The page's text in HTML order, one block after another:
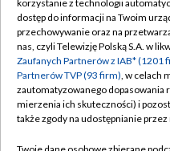
korzystanie z technologii
dostęp do informacji na Twoim
przechowywanie oraz na
nas, czyli Telewizję Polską S.A. w
Zaufanych Partnerów z IAB* (1201
Partnerów TVP (93 firm), w celach
zautomatyzowanego dopasowania
mierzenia ich skuteczności) i
także zgody na udostępnianie